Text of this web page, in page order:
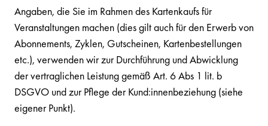
Angaben, die Sie im Rahmen des Kartenkaufs für
Veranstaltungen machen (dies gilt auch für den Erwerb von
Abonnements, Zyklen, Gutscheinen, Kartenbestellungen
etc.), verwenden wir zur Durchführung und Abwicklung
der vertraglichen Leistung gemäß Art. 6 Abs 1 lit. b
DSGVO und zur Pflege der Kund:innenbeziehung (siehe
eigener Punkt).